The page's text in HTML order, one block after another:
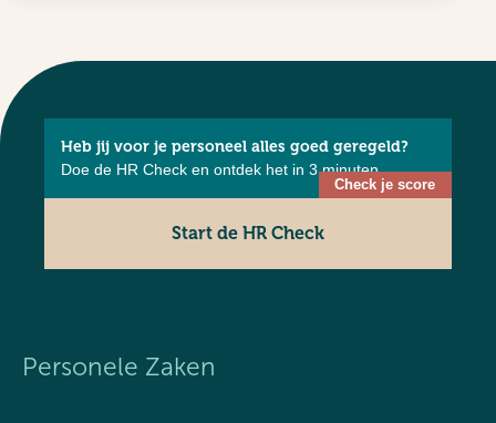
Heb jij voor je personeel alles goed geregeld?
Doe de HR Check en ontdek het in 3 minuten.
Start de HR Check
Personele Zaken